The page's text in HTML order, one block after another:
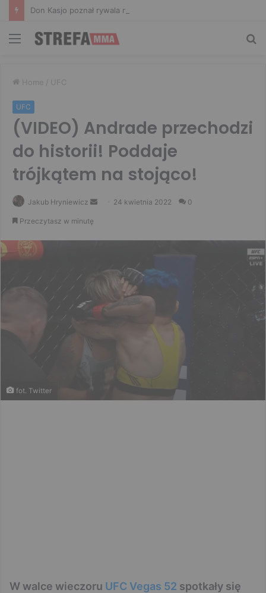
Menu
Home / UFC
UFC
(VIDEO) Andrade przechodzi
do historii! Poddaje
trójkątem na stojąco!
Jakub Hryniewicz
Send 24 kwietnia 2022 0
Przeczytasz w minutę
fot. Twitter
W walce wieczoru UFC Vegas 52 spotkały się